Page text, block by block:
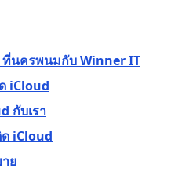
นครพนมกับ Winner IT
iCloud
กับเรา
iCloud
ย